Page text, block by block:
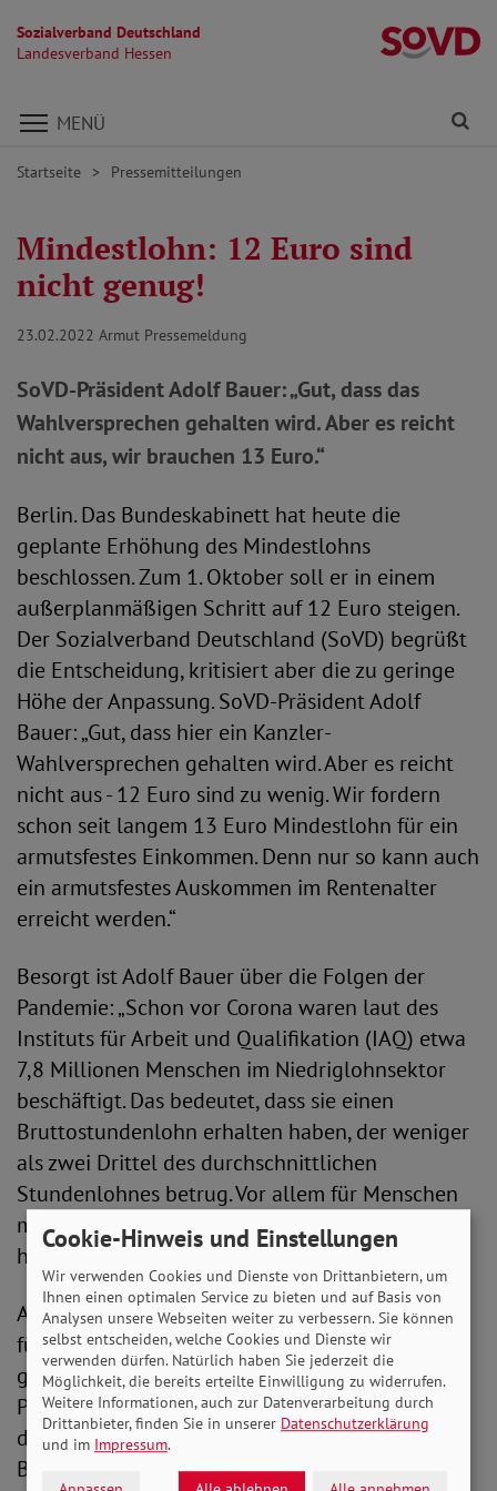
Sozialverband Deutschland
Landesverband Hessen
Direkt zu den Inhalten springen
MENÜ
Startseite Pressemitteilungen
Mindestlohn: 12 Euro sind
nicht genug!
23.02.2022 Armut Pressemeldung
SoVD-Präsident Adolf Bauer: „Gut, dass das
Wahlversprechen gehalten wird. Aber es reicht
nicht aus, wir brauchen 13 Euro.“
Berlin. Das Bundeskabinett hat heute die
geplante Erhöhung des Mindestlohns
beschlossen. Zum 1. Oktober soll er in einem
außerplanmäßigen Schritt auf 12 Euro steigen.
Der Sozialverband Deutschland (SoVD) begrüßt
die Entscheidung, kritisiert aber die zu geringe
Höhe der Anpassung. SoVD-Präsident Adolf
Bauer: „Gut, dass hier ein Kanzler-
Wahlversprechen gehalten wird. Aber es reicht
nicht aus - 12 Euro sind zu wenig. Wir fordern
schon seit langem 13 Euro Mindestlohn für ein
armutsfestes Einkommen. Denn nur so kann auch
ein armutsfestes Auskommen im Rentenalter
erreicht werden.“
Besorgt ist Adolf Bauer über die Folgen der
Pandemie: „Schon vor Corona waren laut des
Instituts für Arbeit und Qualifikation (IAQ) etwa
7,8 Millionen Menschen im Niedriglohnsektor
beschäftigt. Das bedeutet, dass sie einen
Bruttostundenlohn erhalten haben, der weniger
als zwei Drittel des durchschnittlichen
Stundenlohnes betrug. Vor allem für Menschen
mit niedrigen Einkommen und Alleinerziehende
hat die Krise die Lage weiter verschärft.“
Aufgrund der steigenden Preise - insbesondere
für Energie - und der damit einhergehenden
galoppierenden Inflation sieht der SoVD-
Präsident dunkle Wolken aufziehen: „Vor allem
die finanziell Schwächer gestellten und
Bedürftigen werden noch mehr unter Druck
Cookie-Hinweis und Einstellungen
Wir verwenden Cookies und Dienste von Drittanbietern, um
Ihnen einen optimalen Service zu bieten und auf Basis von
Analysen unsere Webseiten weiter zu verbessern. Sie können
selbst entscheiden, welche Cookies und Dienste wir
verwenden dürfen. Natürlich haben Sie jederzeit die
Möglichkeit, die bereits erteilte Einwilligung zu widerrufen.
Weitere Informationen, auch zur Datenverarbeitung durch
Drittanbieter, finden Sie in unserer Datenschutzerklärung
und im Impressum.